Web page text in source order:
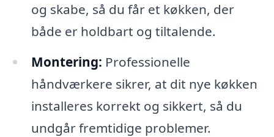
og skabe, så du får et køkken, der
både er holdbart og tiltalende.
Montering: Professionelle
håndværkere sikrer, at dit nye køkken
installeres korrekt og sikkert, så du
undgår fremtidige problemer.